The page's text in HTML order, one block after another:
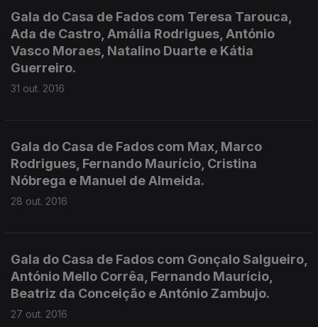
Gala do Casa de Fados com Teresa Tarouca,
Ada de Castro, Amália Rodrigues, António
Vasco Moraes, Natalino Duarte e Kátia
Guerreiro.
31 out. 2016
Gala do Casa de Fados com Max, Marco
Rodrigues, Fernando Maurício, Cristina
Nóbrega e Manuel de Almeida.
28 out. 2016
Gala do Casa de Fados com Gonçalo Salgueiro,
António Mello Corrêa, Fernando Maurício,
Beatriz da Conceição e António Zambujo.
27 out. 2016